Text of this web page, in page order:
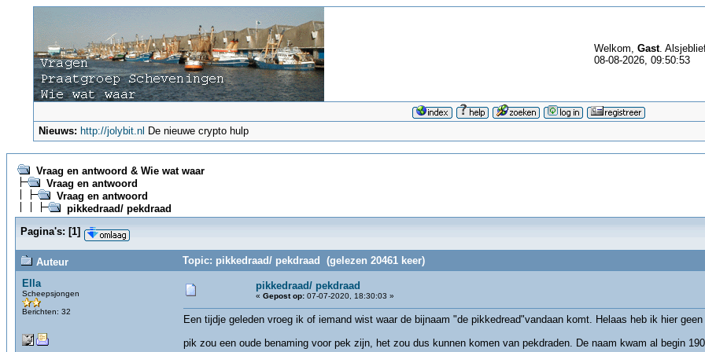
Welkom, Gast.
08-08-2026, 09:50:53
Nieuws: http://jolybit.nl De nieuwe crypto hulp
Vraag en antwoord & Wie wat waar
Vraag en antwoord
Vraag en antwoord
pikkedraad/ pekdraad
Pagina's: [1]
Auteur
Topic: pikkedraad/ pekdraad (gelezen 20461 keer)
Ella
Scheepsjongen
Berichten: 32
pikkedraad/ pekdraad
« Gepost op: 07-07-2020, 18:30:03 »
Een tijdje geleden vroeg ik of iemand wist waar de bijnaam "de pikkedread"vandaan komt. Helaas heb ik hier
pik zou een oude benaming voor pek zijn, het zou dus kunnen komen van pekdraden. De naam kwam al begin